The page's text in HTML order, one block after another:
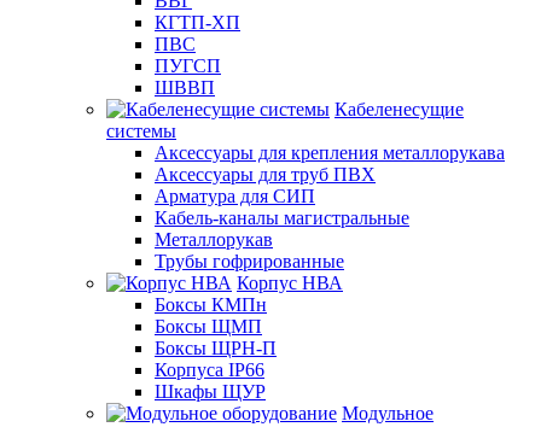
КГТП-ХП
ПВС
ПУГСП
ШВВП
Кабеленесущие
системы
Аксессуары для крепления металлорукава
Аксессуары для труб ПВХ
Арматура для СИП
Кабель-каналы магистральные
Металлорукав
Трубы гофрированные
Корпус НВА
Боксы КМПн
Боксы ЩМП
Боксы ЩРН-П
Корпуса IP66
Шкафы ЩУР
Модульное